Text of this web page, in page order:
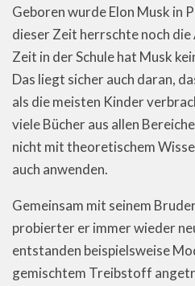
Geboren wurde Elon Musk in
dieser Zeit herrschte noch
Zeit in der Schule hat Musk
Das liegt sicher auch daran,
als die meisten Kinder
viele Bücher aus allen
nicht mit theoretischem
auch anwenden.
Gemeinsam mit seinem
probierter er immer wieder
entstanden beispielsweise
gemischtem Treibstoff